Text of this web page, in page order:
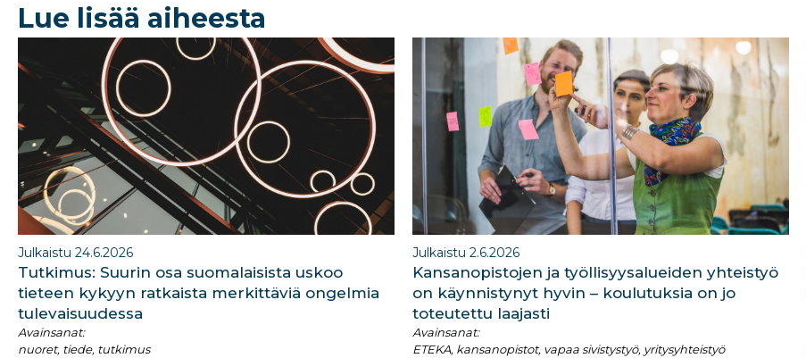
o
o
k
n
mn
Lue lisää aiheesta
Julkaistu 24.6.2026
Tutkimus: Suurin osa suomalaisista uskoo
tieteen kykyyn ratkaista merkittäviä ongelmia
tulevaisuudessa
Avainsanat:
nuoret, tiede, tutkimus
Julkaistu 2.6.2026
Kansanopistojen ja työllisyysalueiden yhteistyö
on käynnistynyt hyvin – koulutuksia on jo
toteutettu laajasti
Avainsanat:
ETEKA, kansanopistot, vapaa sivistystyö, yritysyhteistyö